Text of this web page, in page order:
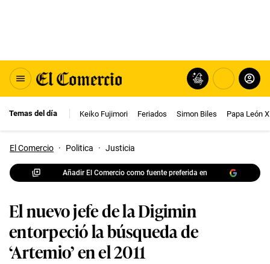
Temas del día Keiko Fujimori Feriados Simon Biles Papa León
El Comercio · Politica · Justicia
Añadir El Comercio como fuente preferida en
El nuevo jefe de la Digimin
entorpeció la búsqueda de
‘Artemio’ en el 2011